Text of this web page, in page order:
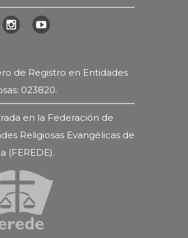
de Registro en Entidades
023820.
en la Federación de
Religiosas Evangélicas de
(FEREDE).